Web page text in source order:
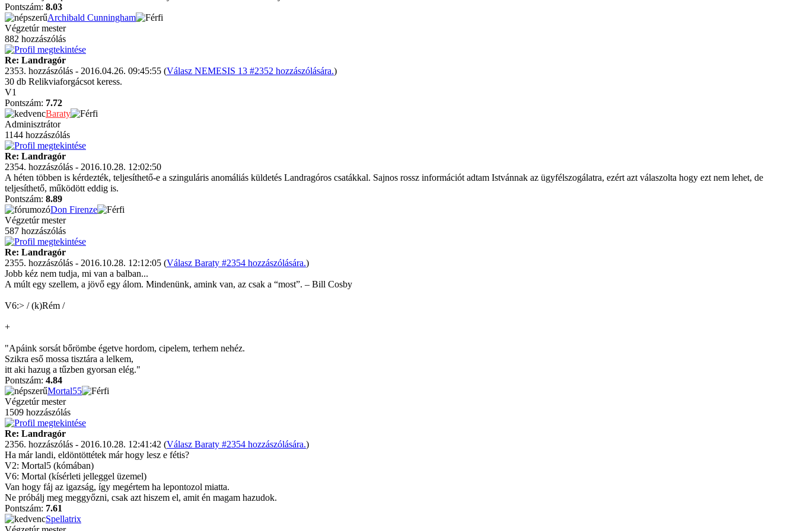
Pontszám: 8.03
Archibald Cunningham
Végzetúr mester
882 hozzászólás
Re: Landragór
2353. hozzászólás - 2016.04.26. 09:45:55 (Válasz NEMESIS 13 #2352 hozzászólására.)
30 db Relikviaforgácsot keress.
V1
Pontszám: 7.72
Baraty
Adminisztrátor
1144 hozzászólás
Re: Landragór
2354. hozzászólás - 2016.10.28. 12:02:50
A héten többen is kérdezték, teljesíthető-e a szinguláris anomáliás küldetés Landragóros csatákkal. Sajnos rossz információt adtam Istvánnak az ügyfélszogálatra, ezért azt válaszolta hogy ezt nem lehet, de
teljesíthető, működött eddig is.
Pontszám: 8.89
Don Firenze
Végzetúr mester
587 hozzászólás
Re: Landragór
2355. hozzászólás - 2016.10.28. 12:12:05 (Válasz Baraty #2354 hozzászólására.)
Jobb kéz nem tudja, mi van a balban...
A múlt egy szellem, a jövő egy álom. Mindenünk, amink van, az csak a “most”. – Bill Cosby
V6:> / (k)Rém /
+
"Apáink sorsát bőrömbe égetve hordom, cipelem, terhem nehéz.
Szikra eső mossa tisztára a lelkem,
itt aki hazug a tűzben gyorsan elég."
Pontszám: 4.84
Mortal55
Végzetúr mester
1509 hozzászólás
Re: Landragór
2356. hozzászólás - 2016.10.28. 12:41:42 (Válasz Baraty #2354 hozzászólására.)
Ha már landi, eldöntöttétek már hogy lesz e fétis?
V2: Mortal5 (kómában)
V6: Mortal (kísérleti jelleggel üzemel)
Van hogy fáj az igazság, így megértem ha lepontozol miatta.
Ne próbálj meg meggyőzni, csak azt hiszem el, amit én magam hazudok.
Pontszám: 7.61
Spellatrix